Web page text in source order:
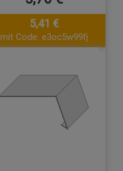
5,41 €
mit Code: e3oc5w99fj